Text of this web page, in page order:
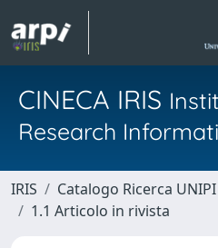
CINECA IRIS
Research
IRIS Catalogo Ricerca UNIPI
1.1 Articolo in rivista